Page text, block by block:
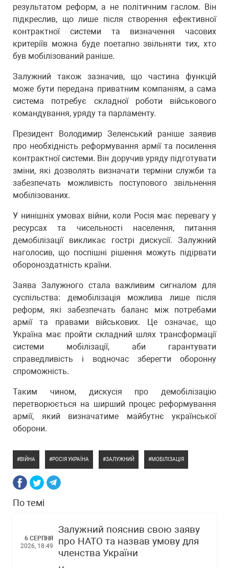
результатом реформ, а не політичним гаслом. Він
підкреслив, що лише після створення ефективної
контрактної системи та визначення часових
критеріїв можна буде поетапно звільняти тих, хто
був мобілізований раніше.
Залужний також зазначив, що частина функцій
може бути передана приватним компаніям, а сама
система потребує складної роботи військового
командування, уряду та парламенту.
Президент Володимир Зеленський раніше заявив
про необхідність реформування армії та посилення
контрактної системи. Він доручив уряду підготувати
зміни, які дозволять визначати терміни служби та
забезпечать можливість поступового звільнення
мобілізованих.
У нинішніх умовах війни, коли Росія має перевагу у
ресурсах та чисельності населення, питання
демобілізації викликає гострі дискусії. Залужний
наголосив, що поспішні рішення можуть підірвати
обороноздатність країни.
Заява Залужного стала важливим сигналом для
суспільства: демобілізація можлива лише після
реформ, які забезпечать баланс між потребами
армії та правами військових. Це означає, що
Україна має пройти складний шлях трансформації
системи мобілізації, аби гарантувати
справедливість і водночас зберегти оборонну
спроможність.
Таким чином, дискусія про демобілізацію
перетворюється на ширший процес реформування
армії, який визначатиме майбутнє української
оборони.
ВІЙНА РОСІЯ УКРАЇНА ЗАЛУЖНИЙ МОБІЛІЗАЦІЯ
По темі
6 СЕРПНЯ
2026, 18:49
Залужний пояснив свою заяву
про НАТО та назвав умову для
членства України